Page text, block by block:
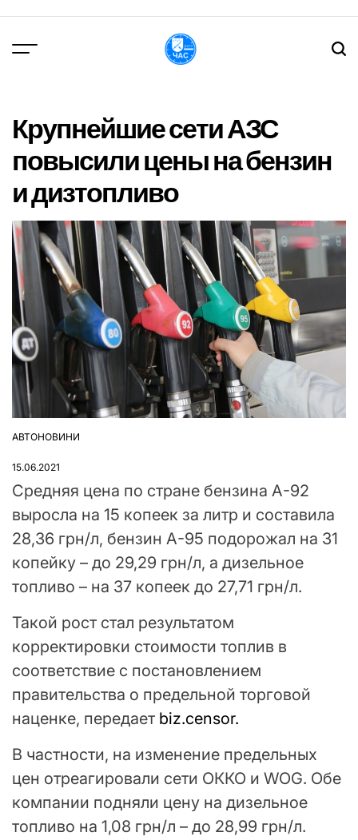
вмісту
Крупнейшие сети АЗС
повысили цены на бензин
и дизтопливо
ОПУБЛІКУВАТИ
АВТОНОВИНИ
15.06.2021
Средняя цена по стране бензина А-92
выросла на 15 копеек за литр и составила
28,36 грн/л, бензин А-95 подорожал на 31
копейку – до 29,29 грн/л, а дизельное
топливо – на 37 копеек до 27,71 грн/л.
Такой рост стал результатом
корректировки стоимости топлив в
соответствие с постановлением
правительства о предельной торговой
наценке, передает biz.censor.
В частности, на изменение предельных
цен отреагировали сети ОККО и WOG. Обе
компании подняли цену на дизельное
топливо на 1,08 грн/л – до 28,99 грн/л.